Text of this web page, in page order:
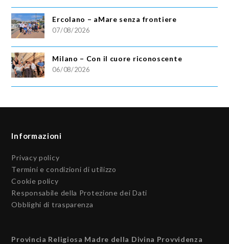
Ercolano – aMare senza frontiere
07/08/2026
Milano – Con il cuore riconoscente
06/08/2026
Informazioni
Privacy policy
Termini e condizioni di utilizzo
Cookie policy
Responsabile della Protezione dei Dati
Obblighi di trasparenza
Provincia Religiosa Madre della Divina Provvidenza